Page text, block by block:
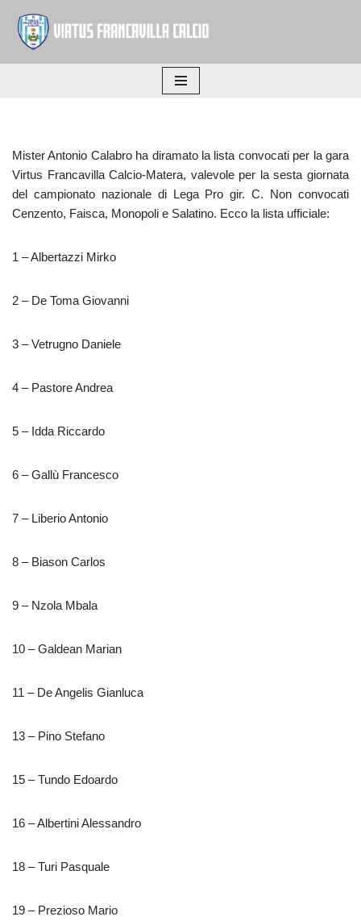
Vai
al
Mister Antonio Calabro ha diramato la lista convocati per la gara
Virtus Francavilla Calcio-Matera, valevole per la sesta giornata
del campionato nazionale di Lega Pro gir. C. Non convocati
Cenzento, Faisca, Monopoli e Salatino. Ecco la lista ufficiale:
1 – Albertazzi Mirko
2 – De Toma Giovanni
3 – Vetrugno Daniele
4 – Pastore Andrea
5 – Idda Riccardo
6 – Gallù Francesco
7 – Liberio Antonio
8 – Biason Carlos
9 – Nzola Mbala
10 – Galdean Marian
11 – De Angelis Gianluca
13 – Pino Stefano
15 – Tundo Edoardo
16 – Albertini Alessandro
18 – Turi Pasquale
19 – Prezioso Mario